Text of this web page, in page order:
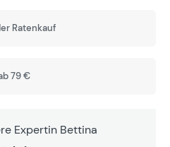
Ratenkauf
79 €
Expertin Bettina